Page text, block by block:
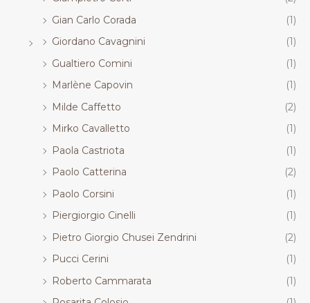
Gian Carlo Corada
(1)
Giordano Cavagnini
(1)
Gualtiero Comini
(1)
Marlène Capovin
(1)
Milde Caffetto
(2)
Mirko Cavalletto
(1)
Paola Castriota
(1)
Paolo Catterina
(2)
Paolo Corsini
(1)
Piergiorgio Cinelli
(1)
Pietro Giorgio Chusei Zendrini
(2)
Pucci Cerini
(1)
Roberto Cammarata
(1)